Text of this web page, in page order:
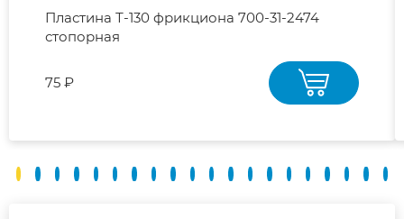
Пластина Т-130 фрикциона 700-31-2474
стопорная
75 ₽